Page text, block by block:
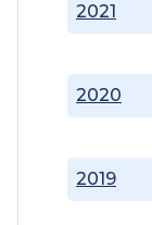
2019
2020
2021